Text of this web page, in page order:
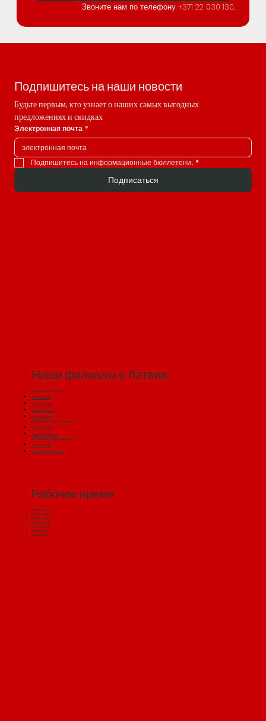
Звоните нам по телефону +371 22 030 130.
Наши филиалы в Латвии:
Рига, улица Гайса 23
+371 22030130
+371 29433602
jakubini@inbox.lv
info@jakubini.lv
Даугавпилс, улица Спалю 4а
+371 22005358
jakubini-d@inbox.lv
Вентспилс, улица Сигулдас 8
+371 29232479
jakubiniventa@inbox.lv
Рабочее время
Я: 9:00 - 18:00
II: 9:00 - 18:00
III: 9:00 – 18:00
IV: 9:00 – 18:00
С: 9:00 - 18:00
VI: Закрыто
VII: Закрыто
Подпишитесь на наши новости
Будьте первым, кто узнает о наших самых выгодных
предложениях и скидках
Электронная почта *
Подпишитесь на информационные бюллетени. *
Подписаться